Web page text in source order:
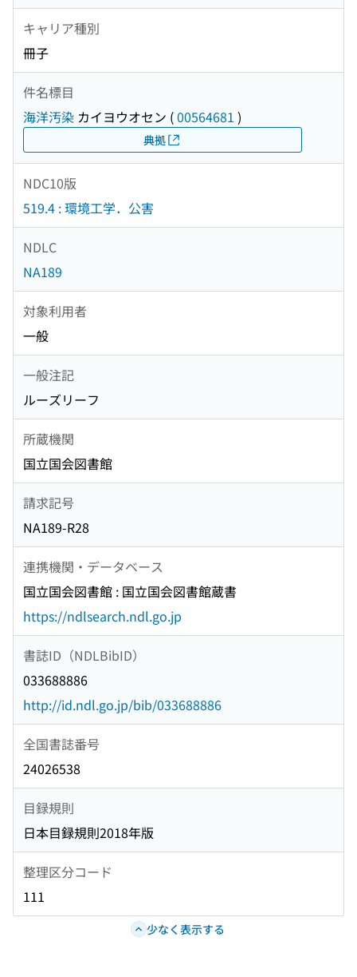
キャリア種別
冊子
件名標目
海洋汚染 カイヨウオセン (00564681 )
典拠
NDC10版
519.4 : 環境工学．公害
NDLC
NA189
対象利用者
一般
一般注記
ルーズリーフ
所蔵機関
国立国会図書館
請求記号
NA189-R28
連携機関・データベース
国立国会図書館 : 国立国会図書館蔵書
https://ndlsearch.ndl.go.jp
書誌ID（NDLBibID）
033688886
http://id.ndl.go.jp/bib/033688886
全国書誌番号
24026538
目録規則
日本目録規則2018年版
整理区分コード
111
少なく表示する